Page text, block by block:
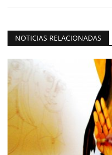
NOTICIAS RELACIONADAS